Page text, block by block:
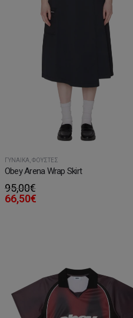
ΓΥΝΑΊΚΑ ΦΟΎΣΤΕΣ
Obey Arena Wrap Skirt
95,00€
66,50€